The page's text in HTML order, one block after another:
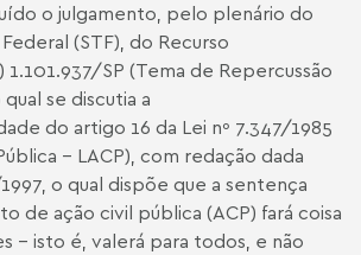
o julgamento, pelo plenário do
(STF), do Recurso
1.101.937/SP (Tema de Repercussão
se discutia a
do artigo 16 da Lei nº 7.347/1985
- LACP), com redação dada
o qual dispõe que a sentença
de ação civil pública (ACP) fará coisa
- isto é, valerá para todos, e não